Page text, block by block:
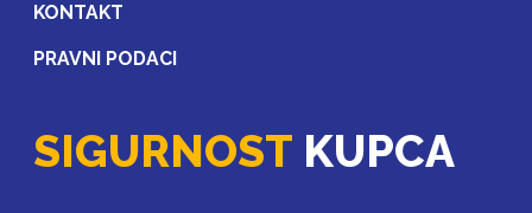
KONTAKT
PRAVNI PODACI
SIGURNOST KUPCA